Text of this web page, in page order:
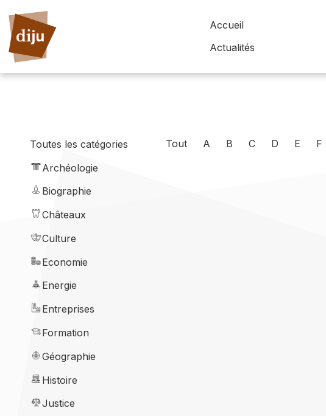
Accueil
Actualités
Toutes les catégories
Archéologie
Biographie
Châteaux
Culture
Economie
Energie
Entreprises
Formation
Géographie
Histoire
Justice
Tout A B C D E F